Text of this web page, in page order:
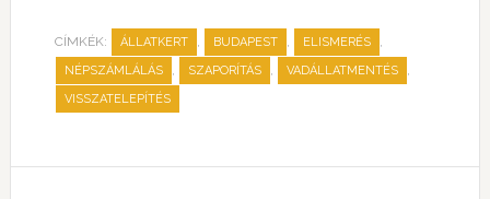
CÍMKÉK: ÁLLATKERT , BUDAPEST , ELISMERÉS ,
NÉPSZÁMLÁLÁS , SZAPORÍTÁS , VADÁLLATMENTÉS ,
VISSZATELEPÍTÉS